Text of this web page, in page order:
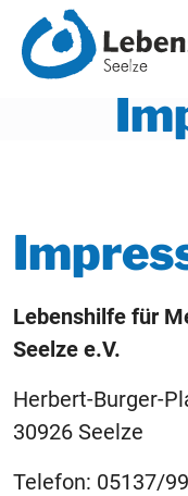
Lebenshilfe für
Seelze e.V.
Herbert-Burger-
30926 Seelze
Telefon: 05137/